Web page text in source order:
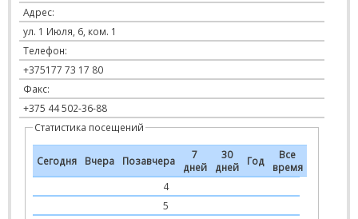
Адрес:
ул. 1 Июля, 6, ком. 1
Телефон:
+375177 73 17 80
Факс:
+375 44 502-36-88
Статистика посещений
Сегодня Вчера Позавчера
7
дней
30
дней
Год
Все
время
4
5